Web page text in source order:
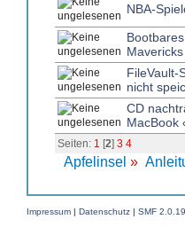
NBA-
Mavericks
FileVault-
nicht
CD
MacBook
Seiten: 1 [2] 3 4
Apfelinsel »
Impressum Datenschutz SMF 2.0.19